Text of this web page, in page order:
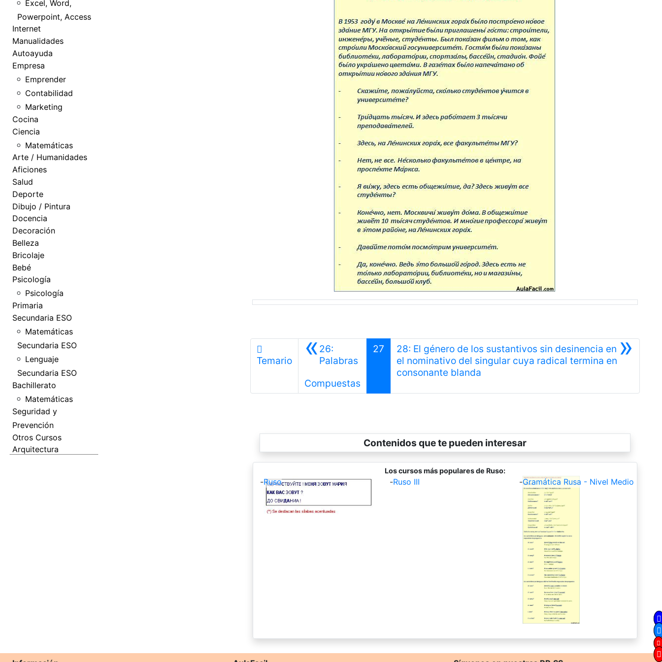
Excel, Word,
Powerpoint, Access
Internet
Manualidades
Autoayuda
Empresa
Emprender
Contabilidad
Marketing
Cocina
Ciencia
Matemáticas
Arte / Humanidades
Aficiones
Salud
Deporte
Dibujo / Pintura
Docencia
Decoración
Belleza
Bricolaje
Bebé
Psicología
Psicología
Primaria
Secundaria ESO
Matemáticas
Secundaria ESO
Lenguaje
Secundaria ESO
Bachillerato
Matemáticas
Seguridad y
Prevención
Otros Cursos
Arquitectura
Temario «26:
Palabras
CompuestasAnterior
27 »
28: El género de los sustantivos sin desinencia en
el nominativo del singular cuya radical termina en
consonante blandaSiguiente
Contenidos que te pueden interesar
Los cursos más populares de Ruso:
-Ruso -Ruso III -Gramática Rusa - Nivel Medio